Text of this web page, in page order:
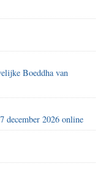
Boeddha van
december 2026 online